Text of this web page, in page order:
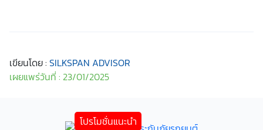
เขียนโดย : SILKSPAN ADVISOR
เผยแพร่วันที่ : 23/01/2025